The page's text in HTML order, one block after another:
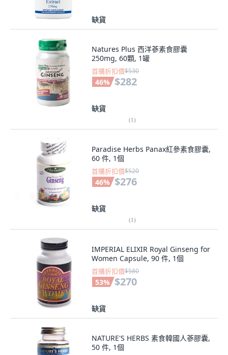
缺貨
Natures Plus 西洋蔘素食膠囊
250mg, 60顆, 1罐
首購折扣價$530
46% $282
缺貨
(1)
Paradise Herbs Panax紅參素食膠囊,
60 件, 1個
首購折扣價$520
46% $276
缺貨
(1)
IMPERIAL ELIXIR Royal Ginseng for
Women Capsule, 90 件, 1個
首購折扣價$580
53% $270
缺貨
NATURE'S HERBS 素食韓國人蔘膠囊,
50 件, 1個